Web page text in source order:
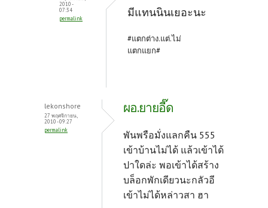
2010 -
07:34
permalink
มีแทนนินเยอะนะ
#แตกต่าง.แต่.ไม่
แตกแยก#
lekonshore
27 พฤศจิกายน,
2010 - 09:27
permalink
ผอ.ยายอี๊ด
พันพรือมั่งแลกคืน 555
เข้าบ้านไม่ได้ แล้วเข้าได้
ปาใดล่ะ พอเข้าได้สร้าง
บล็อกพักเดียวนะกลัวอี
เข้าไม่ได้หล่าวสา ฮา